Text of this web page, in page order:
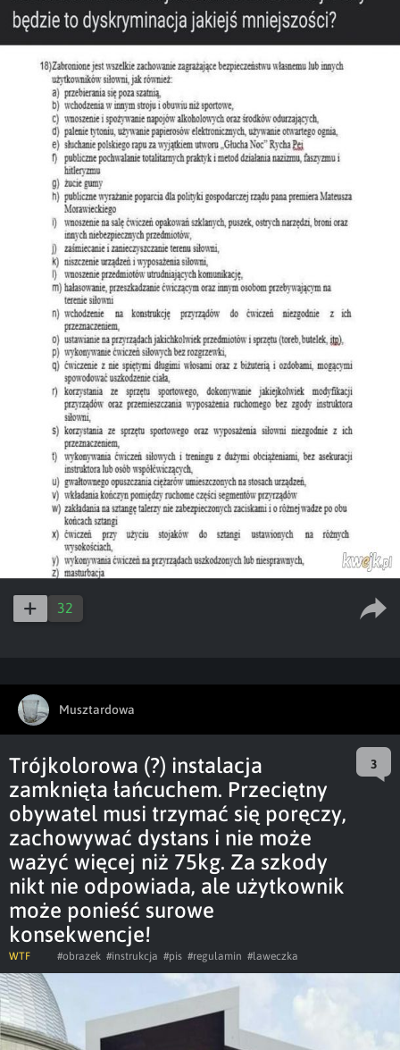
32
Musztardowa
Trójkolorowa (?) instalacja
zamknięta łańcuchem. Przeciętny
obywatel musi trzymać się poręczy,
zachowywać dystans i nie może
ważyć więcej niż 75kg. Za szkody
nikt nie odpowiada, ale użytkownik
może ponieść surowe
konsekwencje!
3
WTF #obrazek #instrukcja #pis #regulamin #laweczka